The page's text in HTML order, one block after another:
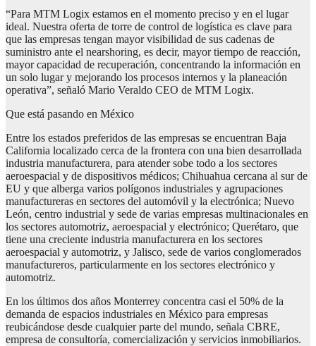
“Para MTM Logix estamos en el momento preciso y en el lugar
ideal. Nuestra oferta de torre de control de logística es clave para
que las empresas tengan mayor visibilidad de sus cadenas de
suministro ante el nearshoring, es decir, mayor tiempo de reacción,
mayor capacidad de recuperación, concentrando la información en
un solo lugar y mejorando los procesos internos y la planeación
operativa”, señaló Mario Veraldo CEO de MTM Logix.
Que está pasando en México
Entre los estados preferidos de las empresas se encuentran Baja
California localizado cerca de la frontera con una bien desarrollada
industria manufacturera, para atender sobe todo a los sectores
aeroespacial y de dispositivos médicos; Chihuahua cercana al sur de
EU y que alberga varios polígonos industriales y agrupaciones
manufactureras en sectores del automóvil y la electrónica; Nuevo
León, centro industrial y sede de varias empresas multinacionales en
los sectores automotriz, aeroespacial y electrónico; Querétaro, que
tiene una creciente industria manufacturera en los sectores
aeroespacial y automotriz, y Jalisco, sede de varios conglomerados
manufactureros, particularmente en los sectores electrónico y
automotriz.
En los últimos dos años Monterrey concentra casi el 50% de la
demanda de espacios industriales en México para empresas
reubicándose desde cualquier parte del mundo, señala CBRE,
empresa de consultoría, comercialización y servicios inmobiliarios.